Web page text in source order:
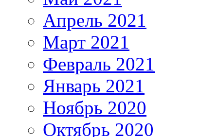
Апрель 2021
Март 2021
Февраль 2021
Январь 2021
Ноябрь 2020
Октябрь 2020